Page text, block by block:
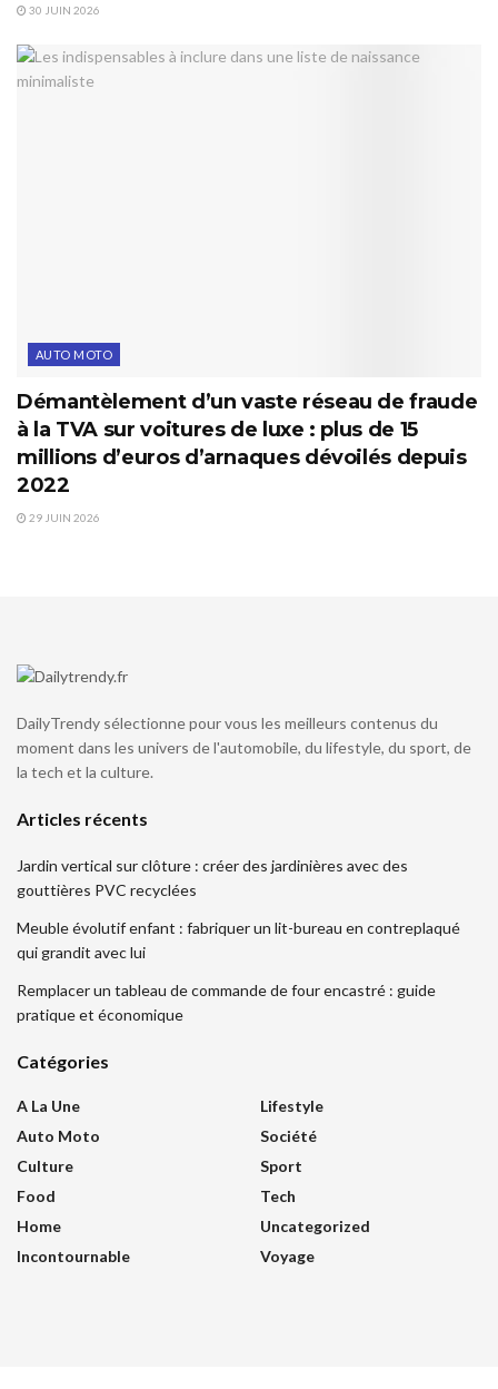
30 JUIN 2026
AUTO MOTO
Démantèlement d’un vaste réseau de fraude
à la TVA sur voitures de luxe : plus de 15
millions d’euros d’arnaques dévoilés depuis
2022
29 JUIN 2026
DailyTrendy sélectionne pour vous les meilleurs contenus du
moment dans les univers de l'automobile, du lifestyle, du sport, de
la tech et la culture.
Articles récents
Jardin vertical sur clôture : créer des jardinières avec des
gouttières PVC recyclées
Meuble évolutif enfant : fabriquer un lit-bureau en contreplaqué
qui grandit avec lui
Remplacer un tableau de commande de four encastré : guide
pratique et économique
Catégories
A La Une
Auto Moto
Culture
Food
Home
Incontournable
Lifestyle
Société
Sport
Tech
Uncategorized
Voyage